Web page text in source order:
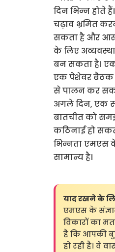
दिन भिन्न होते
चढ़ाव भ्रमित
सकता है और
के लिए
बन सकता है।
एक पेशेवर बैठक
से पालन कर
अगले दिन, एक
बातचीत को
कठिनाई हो
भिन्नता एमएस
सामान्य है।
याद रखने के
एमएस के
विकारों का
है कि आपकी
हो रही है। वे